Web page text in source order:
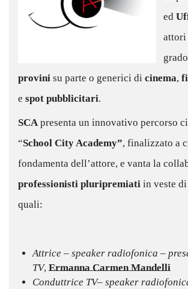
ed
attori
provini su parte o generici di cinema,
e spot pubblicitari.
SCA presenta un innovativo percorso
“School City Academy”, finalizzato a
fondamenta dell’attore, e vanta la
professionisti pluripremiati in veste
quali:
Attrice – speaker radiofonica –
TV, Ermanna Carmen Mandelli
Conduttrice TV– speaker